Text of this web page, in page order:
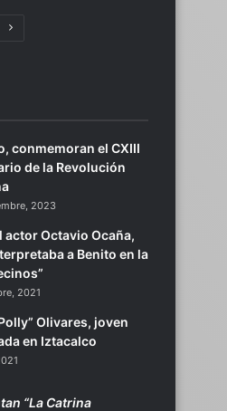
Siguiente
conmemoran el CXIII
de la Revolución
2023
actor Octavio Ocaña,
a Benito en la
2021
Olivares, joven
en Iztacalco
“La Catrina